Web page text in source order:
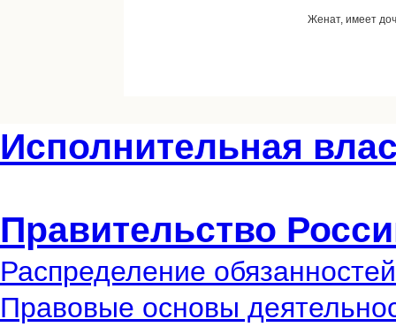
Женат, имеет
Исполнительная
Правительство
Распределение обязанностей
Правовые основы